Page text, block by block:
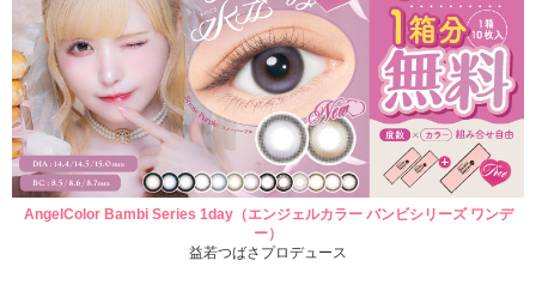
AngelColor Bambi Series 1day（エンジェルカラー バンビシリーズ ワンデ
ー）
益若つばさプロデュース